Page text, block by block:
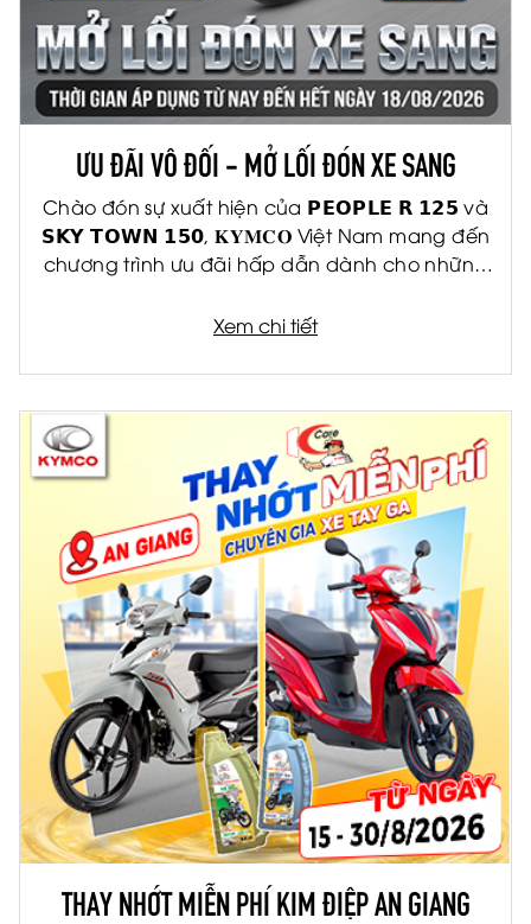
ƯU ĐÃI VÔ ĐỐI - MỞ LỐI ĐÓN XE SANG
Chào đón sự xuất hiện của 𝗣𝗘𝗢𝗣𝗟𝗘 𝗥 𝟭𝟮𝟱 và
𝗦𝗞𝗬 𝗧𝗢𝗪𝗡 𝟭𝟱𝟬, 𝐊𝐘𝐌𝐂𝐎 Việt Nam mang đến
chương trình ưu đãi hấp dẫn dành cho những
Xem chi tiết
THAY NHỚT MIỄN PHÍ KIM ĐIỆP AN GIANG